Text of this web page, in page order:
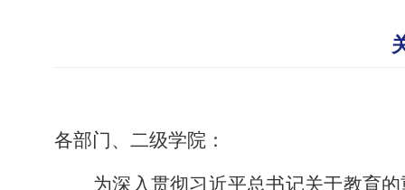
各部门、二级学院：
为深入贯彻习近平总书记关于教育